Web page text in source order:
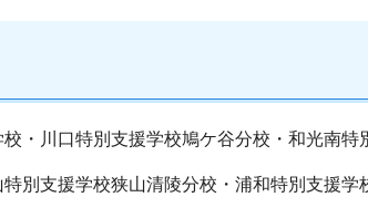
・川口特別支援学校鳩ケ谷分校・和光南
別支援学校狭山清陵分校・浦和特別支援